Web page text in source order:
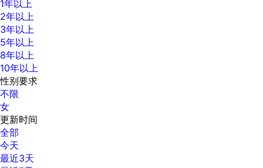
1年以上
2年以上
3年以上
5年以上
8年以上
10年以上
性别要求
不限
女
更新时间
全部
今天
最近3天